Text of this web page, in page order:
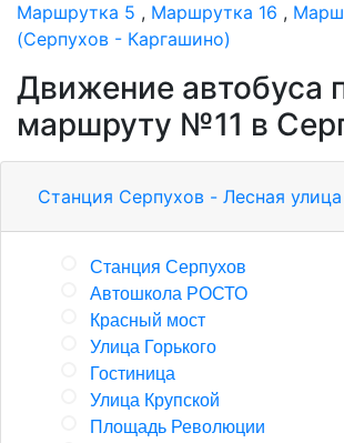
Маршрутка 5 , Маршрутка 16 ,
(Серпухов - Каргашино)
Движение автобуса
маршруту №11 в
Станция Серпухов - Лесная улица
Станция Серпухов
Автошкола РОСТО
Красный мост
Улица Горького
Гостиница
Улица Крупской
Площадь Революции